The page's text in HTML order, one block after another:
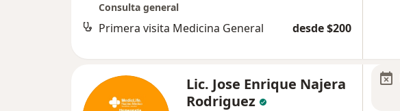
Consulta general
Primera visita Medicina General desde $200
Lic. Jose Enrique Najera
Rodriguez